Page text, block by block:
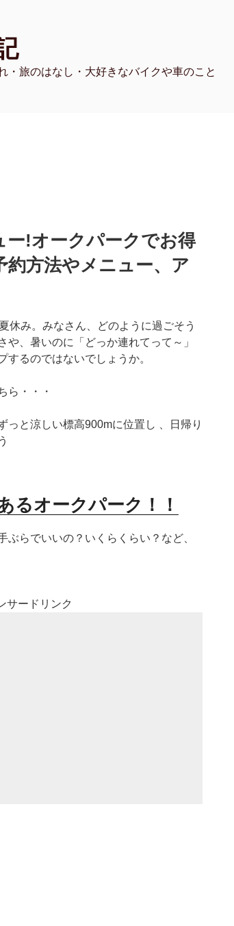
・旅のはなし・大好きなバイクや車のこと
!オークパークでお得
方法やメニュー、ア
休み。みなさん、どのように過ごそう
、暑いのに「どっか連れてって～」
るのではないでしょうか。
ら・・・
っと涼しい標高900mに位置し 、日帰り
るオークパーク！！
ぶらでいいの？いくらくらい？など、
サードリンク